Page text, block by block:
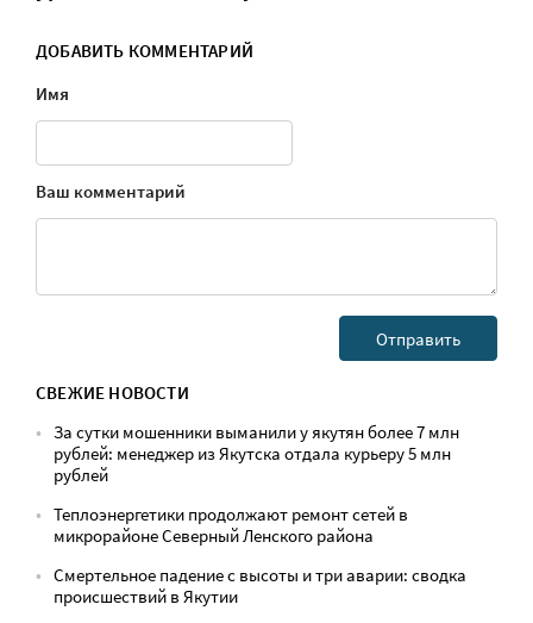
ДОБАВИТЬ КОММЕНТАРИЙ
Имя
Ваш комментарий
СВЕЖИЕ НОВОСТИ
За сутки мошенники выманили у якутян более 7 млн
рублей: менеджер из Якутска отдала курьеру 5 млн
рублей
Теплоэнергетики продолжают ремонт сетей в
микрорайоне Северный Ленского района
Смертельное падение с высоты и три аварии: сводка
происшествий в Якутии